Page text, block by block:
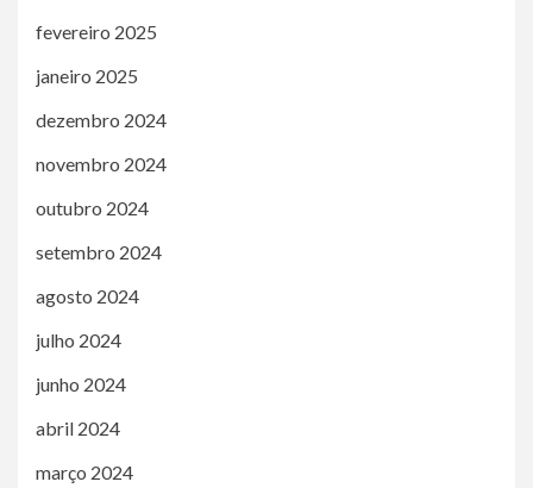
fevereiro 2025
janeiro 2025
dezembro 2024
novembro 2024
outubro 2024
setembro 2024
agosto 2024
julho 2024
junho 2024
abril 2024
março 2024